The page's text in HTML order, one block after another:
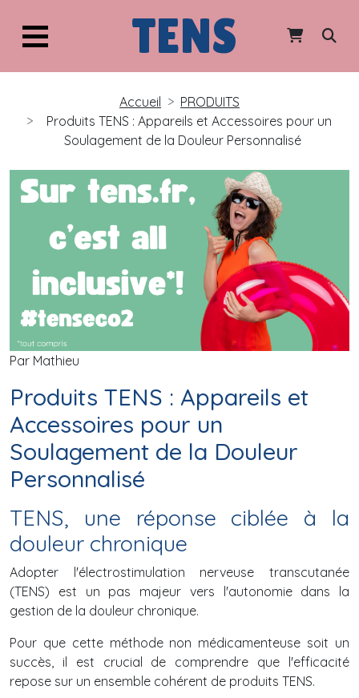
TENS
Accueil
PRODUITS
Produits TENS : Appareils et Accessoires pour un
Soulagement de la Douleur Personnalisé
Par Mathieu
Produits TENS : Appareils et
Accessoires pour un
Soulagement de la Douleur
Personnalisé
TENS, une réponse ciblée à la
douleur chronique
Adopter l'électrostimulation nerveuse transcutanée
(TENS) est un pas majeur vers l'autonomie dans la
gestion de la douleur chronique.
Pour que cette méthode non médicamenteuse soit un
succès, il est crucial de comprendre que l'efficacité
repose sur un ensemble cohérent de produits TENS.